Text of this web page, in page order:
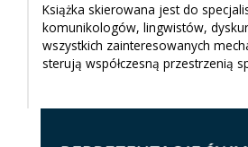
Książka skierowana jest do
komunikologów, lingwistów,
wszystkich zainteresowanych
sterują współczesną przestrzenią